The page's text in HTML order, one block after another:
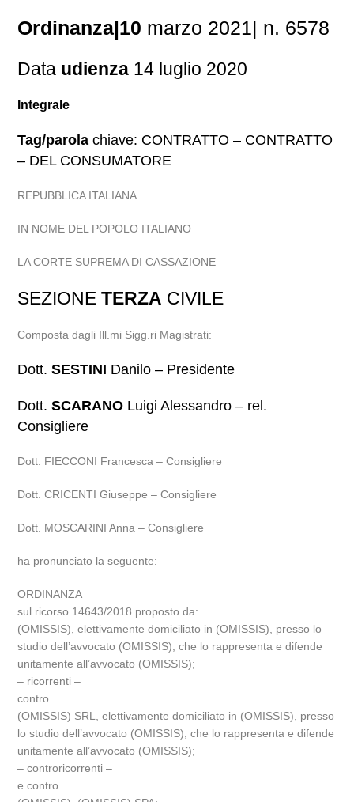
Ordinanza|10 marzo 2021| n. 6578
Data udienza 14 luglio 2020
Integrale
Tag/parola chiave: CONTRATTO – CONTRATTO
– DEL CONSUMATORE
REPUBBLICA ITALIANA
IN NOME DEL POPOLO ITALIANO
LA CORTE SUPREMA DI CASSAZIONE
SEZIONETERZA CIVILE
Composta dagli Ill.mi Sigg.ri Magistrati:
Dott.SESTINI Danilo – Presidente
Dott.SCARANO Luigi Alessandro – rel.
Consigliere
Dott. FIECCONI Francesca – Consigliere
Dott. CRICENTI Giuseppe – Consigliere
Dott. MOSCARINI Anna – Consigliere
ha pronunciato la seguente:
ORDINANZA
sul ricorso 14643/2018 proposto da:
(OMISSIS), elettivamente domiciliato in (OMISSIS), presso lo
studio dell’avvocato (OMISSIS), che lo rappresenta e difende
unitamente all’avvocato (OMISSIS);
– ricorrenti –
contro
(OMISSIS) SRL, elettivamente domiciliato in (OMISSIS), presso
lo studio dell’avvocato (OMISSIS), che lo rappresenta e difende
unitamente all’avvocato (OMISSIS);
– controricorrenti –
e contro